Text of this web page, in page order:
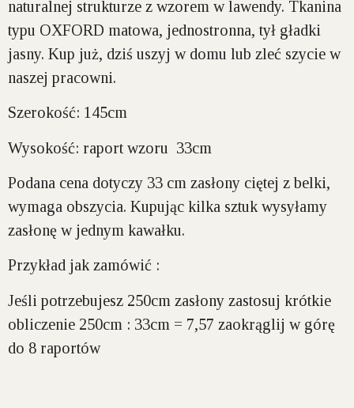
naturalnej strukturze z wzorem w lawendy. Tkanina
typu OXFORD matowa, jednostronna, tył gładki
jasny. Kup już, dziś uszyj w domu lub zleć szycie w
naszej pracowni.
Szerokość: 145cm
Wysokość: raport wzoru 33cm
Podana cena dotyczy 33 cm zasłony ciętej z belki,
wymaga obszycia. Kupując kilka sztuk wysyłamy
zasłonę w jednym kawałku.
Przykład jak zamówić :
Jeśli potrzebujesz 250cm zasłony zastosuj krótkie
obliczenie 250cm : 33cm = 7,57 zaokrąglij w górę
do 8 raportów